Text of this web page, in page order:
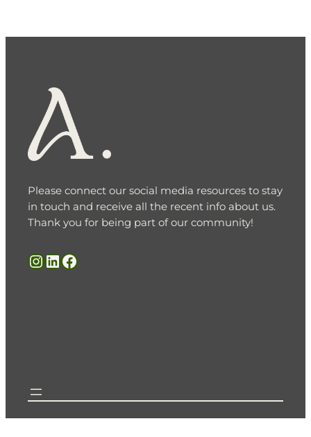
Please connect our social media resources to stay
in touch and receive all the recent info about us.
Thank you for being part of our community!
InstagramLinkedIn Facebook